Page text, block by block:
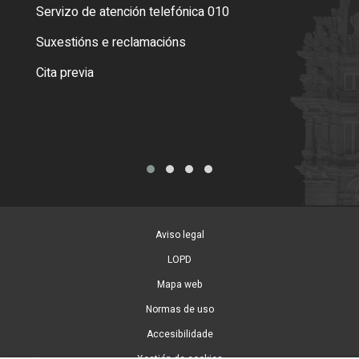
Servizo de atención telefónica 010
Suxestións e reclamacións
Cita previa
Aviso legal
LOPD
Mapa web
Normas de uso
Accesibilidade